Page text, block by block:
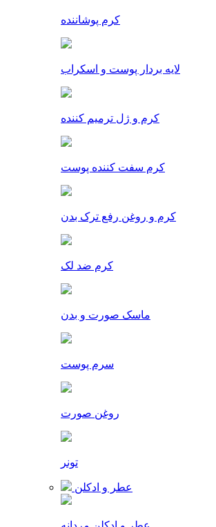
کرم پوشاننده
لایه بردار پوست و اسکراب
کرم و ژل ترمیم کننده
کرم سفت کننده پوست
کرم و روغن رفع ترک بدن
کرم ضد لک
ماسک صورت و بدن
سرم پوست
روغن صورت
تونر
عطر و ادکلن